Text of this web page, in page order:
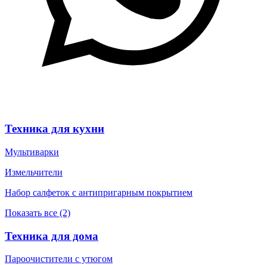
Техника для кухни
Мультиварки
Измельчители
Набор салфеток с антипригарным покрытием
Показать все (2)
Техника для дома
Пароочистители с утюгом